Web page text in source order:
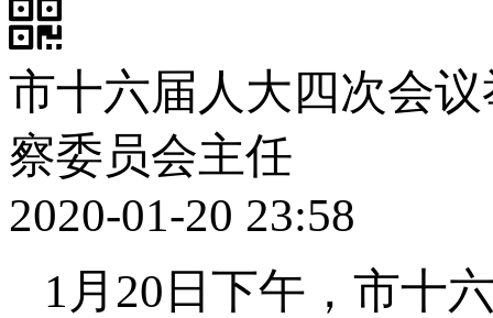
市十六届人大四次会
察委员会主任
2020-01-20 23:58
1月20日下午，市十